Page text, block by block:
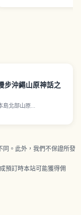
步沖繩山原神話之
北部山原
與琉球神話、一邊健行
同。此外，我們不保證所發
預訂時本站可能獲得佣